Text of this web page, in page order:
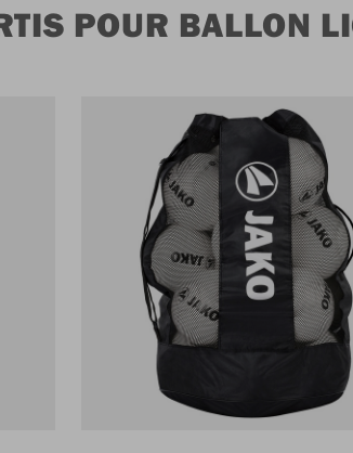
POUR BALLON